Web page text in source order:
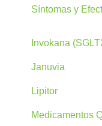
Síntomas y
Invokana
Januvia
Lipitor
Medicamentos